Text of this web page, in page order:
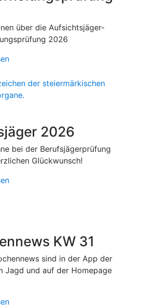
über die Aufsichtsjäger-
2026
2026
bei der Berufsjägerprüfung
Glückwunsch!
KW 31
sind in der App der
Jagd und auf der Homepage